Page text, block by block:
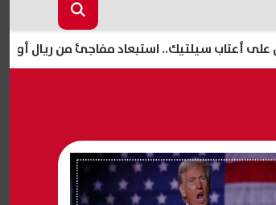
استبعاد مفاجئ من ريال أوفييدو يمهد